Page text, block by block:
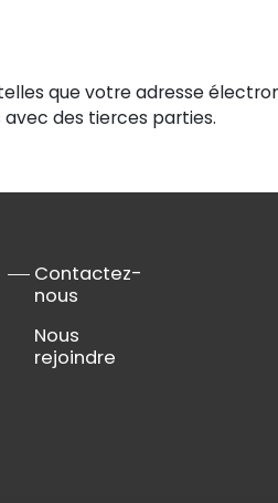
que votre adresse
des tierces parties.
Contactez-
nous
Nous
rejoindre